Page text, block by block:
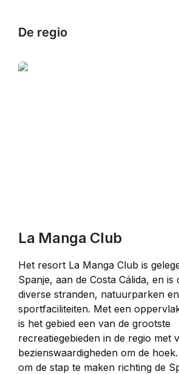
De regio
La Manga Club
Het resort La Manga Club is
Spanje, aan de Costa Cálida, en
diverse stranden, natuurparken en
sportfaciliteiten. Met een
is het gebied een van de grootste
recreatiegebieden in de regio met
bezienswaardigheden om de
om de stap te maken richting de